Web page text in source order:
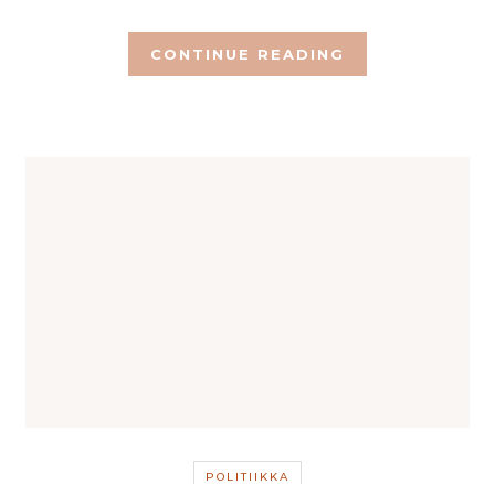
CONTINUE READING
POLITIIKKA